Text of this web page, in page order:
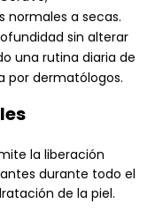
normales a secas.
sin alterar
una rutina diaria de
por dermatólogos.
la liberación
durante todo el
de la piel.